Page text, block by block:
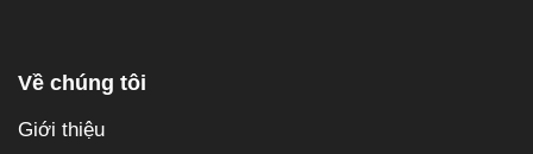
Về chúng tôi
Giới thiệu